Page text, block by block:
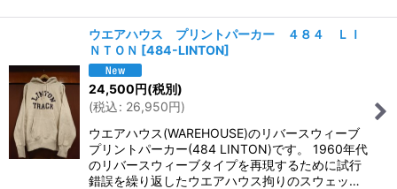
ウエアハウス プリントパーカー ４８４ ＬＩ
ＮＴＯＮ [484-LINTON]
24,500円(税別)
(税込: 26,950円)
ウエアハウス(WAREHOUSE)のリバースウィーブ
プリントパーカー(484 LINTON)です。 1960年代
のリバースウィーブタイプを再現するために試行
錯誤を繰り返したウエアハウス拘りのスウェッ…